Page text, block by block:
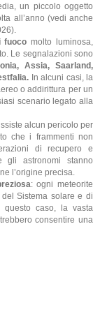
un piccolo oggetto
all’anno (vedi anche
fuoco molto luminosa,
Le segnalazioni sono
, Assia, Saarland ,
. In alcuni casi, la
o addirittura per un
scenario legato alla
alcun pericolo per
che i frammenti non
di recupero e
gli astronomi stanno
l’origine precisa.
: ogni meteorite
Sistema solare e di
caso, la vasta
consentire una